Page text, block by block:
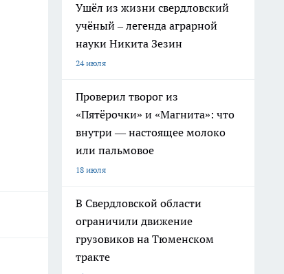
Ушёл из жизни свердловский
учёный – легенда аграрной
науки Никита Зезин
24 июля
Проверил творог из
«Пятёрочки» и «Магнита»: что
внутри — настоящее молоко
или пальмовое
18 июля
В Свердловской области
ограничили движение
грузовиков на Тюменском
тракте